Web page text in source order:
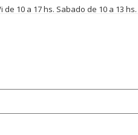
de 10 a 17 hs. Sabado de 10 a 13 hs.